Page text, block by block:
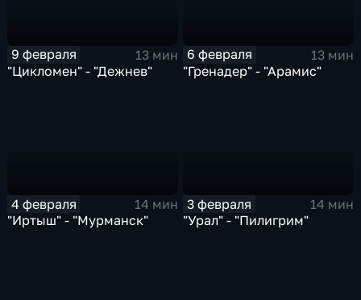
9 февраля
13 мин
"Цикломен" - "Дежнев"
6 февраля
13 мин
"Гренадер" - "Арамис"
4 февраля
14 мин
"Иртыш" - "Мурманск"
3 февраля
14 мин
"Урал" - "Пилигрим"